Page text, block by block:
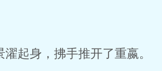
起身，拂手推开了重嬴。